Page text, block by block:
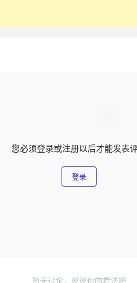
您必须登录或注册以后才能发表
登录
暂无讨论，说说你的看法吧